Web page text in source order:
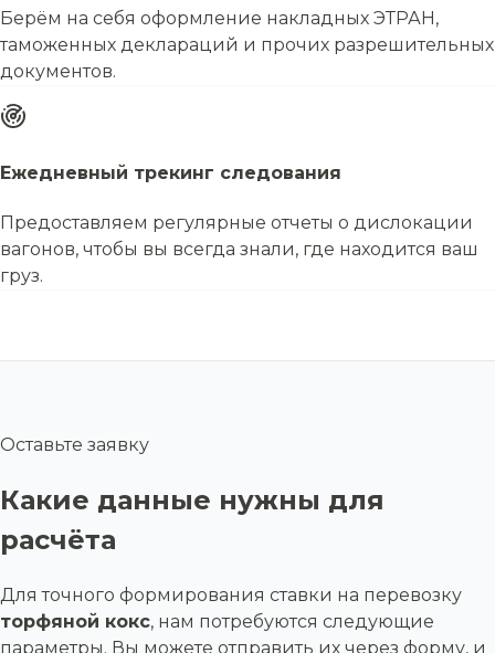
Берём на себя оформление накладных ЭТРАН,
таможенных деклараций и прочих разрешительных
документов.
Ежедневный трекинг следования
Предоставляем регулярные отчеты о дислокации
вагонов, чтобы вы всегда знали, где находится ваш
груз.
Оставьте заявку
Какие данные нужны для
расчёта
Для точного формирования ставки на перевозку
торфяной кокс, нам потребуются следующие
параметры. Вы можете отправить их через форму, и